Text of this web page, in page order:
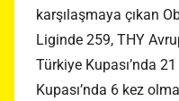
karşılaşmaya çıkan
Liginde 259, THY
Türkiye Kupası’nda
Kupası’nda 6 kez